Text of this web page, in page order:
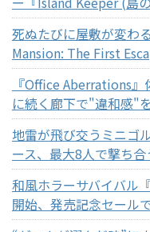
死ぬたびに屋敷が変わ
Mansion: The First
『Office Aberrations
に続く廊下で"違和感"
地雷が飛び交うミニゴ
ース、最大8人で撃ち
和風ホラーサバイバル
開始、発売記念セール